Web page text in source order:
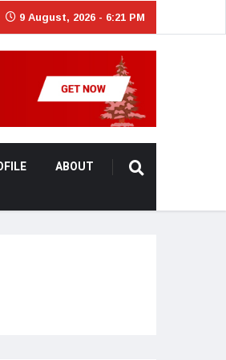
9 August, 2026 - 6:21 PM
ABOUT